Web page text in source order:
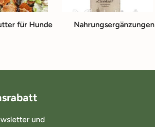
für Hunde Nahrungsergänzungen
und